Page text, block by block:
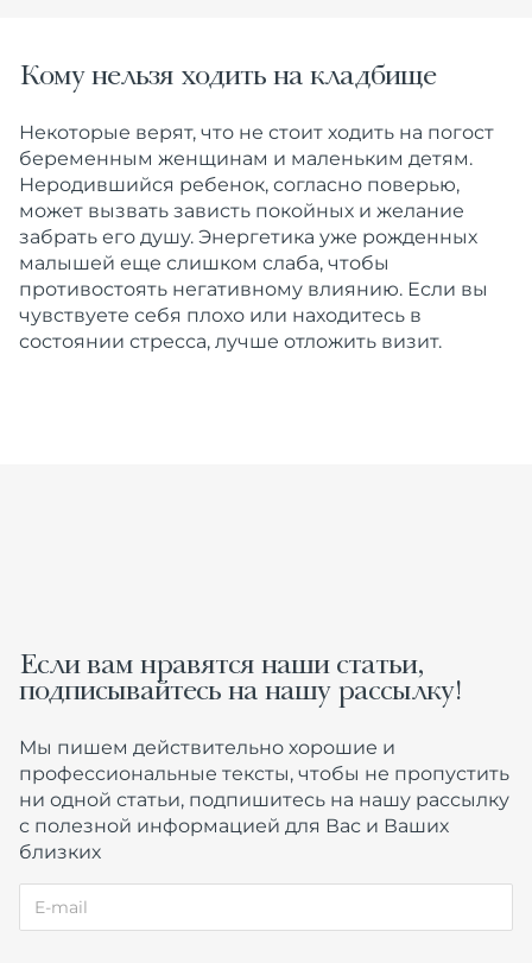
Кому нельзя ходить на кладбище
Некоторые верят, что не стоит ходить на погост
беременным женщинам и маленьким детям.
Неродившийся ребенок, согласно поверью,
может вызвать зависть покойных и желание
забрать его душу. Энергетика уже рожденных
малышей еще слишком слаба, чтобы
противостоять негативному влиянию. Если вы
чувствуете себя плохо или находитесь в
состоянии стресса, лучше отложить визит.
Если вам нравятся наши статьи,
подписывайтесь на нашу рассылку!
Мы пишем действительно хорошие и
профессиональные тексты, чтобы не пропустить
ни одной статьи, подпишитесь на нашу рассылку
с полезной информацией для Вас и Ваших
близких